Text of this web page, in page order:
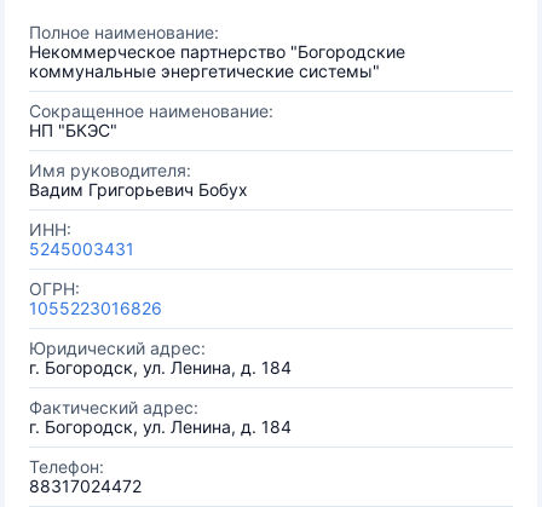
Полное наименование:
Некоммерческое партнерство "Богородские
коммунальные энергетические системы"
Сокращенное наименование:
НП "БКЭС"
Имя руководителя:
Вадим Григорьевич Бобух
ИНН:
5245003431
ОГРН:
1055223016826
Юридический адрес:
г. Богородск, ул. Ленина, д. 184
Фактический адрес:
г. Богородск, ул. Ленина, д. 184
Телефон:
88317024472